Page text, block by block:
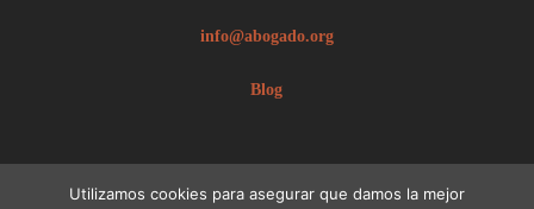
info@abogado.org
Blog
Utilizamos cookies para asegurar que damos la mejor